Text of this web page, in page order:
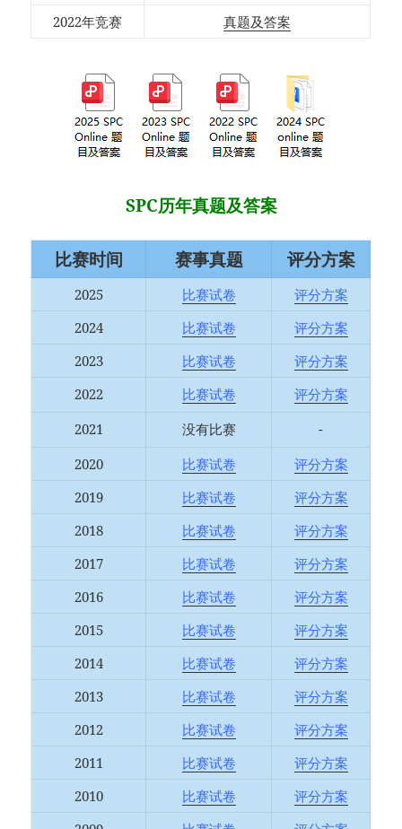
2022年竞赛
真题及答案
SPC历年真题及答案
比赛时间 赛事真题 评分方案
2025 比赛试卷
评分方案
2024
比赛试卷
评分方案
2023
比赛试卷
评分方案
2022
比赛试卷
评分方案
2021
没有比赛
-
2020
比赛试卷
评分方案
2019
比赛试卷
评分方案
2018
比赛试卷
评分方案
2017
比赛试卷
评分方案
2016
比赛试卷
评分方案
2015
比赛试卷
评分方案
2014
比赛试卷
评分方案
2013
比赛试卷
评分方案
2012
比赛试卷
评分方案
2011
比赛试卷
评分方案
2010
比赛试卷
评分方案